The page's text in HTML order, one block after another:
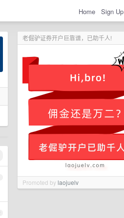
Home Sign Up
老倔驴证券开户巨靠谱，已助千人!
Promoted bylaojuelv